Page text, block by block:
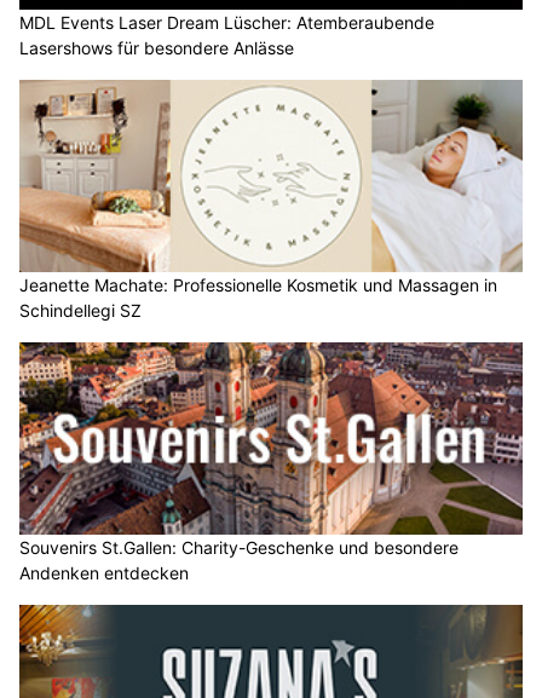
MDL Events Laser Dream Lüscher: Atemberaubende
Lasershows für besondere Anlässe
Jeanette Machate: Professionelle Kosmetik und Massagen in
Schindellegi SZ
Souvenirs St.Gallen: Charity-Geschenke und besondere
Andenken entdecken